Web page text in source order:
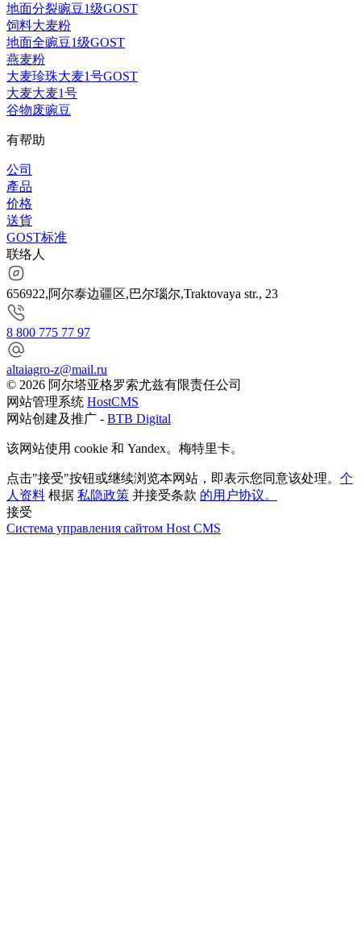
地面分裂豌豆1级GOST
饲料大麦粉
地面全豌豆1级GOST
燕麦粉
大麦珍珠大麦1号GOST
大麦大麦1号
谷物废豌豆
有帮助
公司
產品
价格
送貨
GOST标准
联络人
656922,阿尔泰边疆区,巴尔瑙尔,Traktovaya str., 23
8 800 775 77 97
altaiagro-z@mail.ru
© 2026 阿尔塔亚格罗索尤兹有限责任公司
网站管理系统 HostCMS
网站创建及推广 - BTB Digital
该网站使用 cookie 和 Yandex。梅特里卡。
点击"接受"按钮或继续浏览本网站，即表示您同意该处理。 个
人资料 根据 私隐政策 并接受条款 的用户协议。
接受
Система управления сайтом Host CMS